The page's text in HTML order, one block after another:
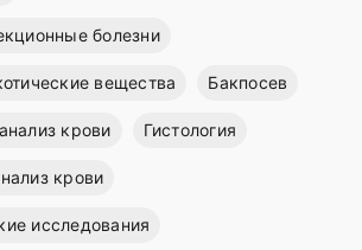
болезни
вещества Бакпосев
крови Гистология
крови
исследования